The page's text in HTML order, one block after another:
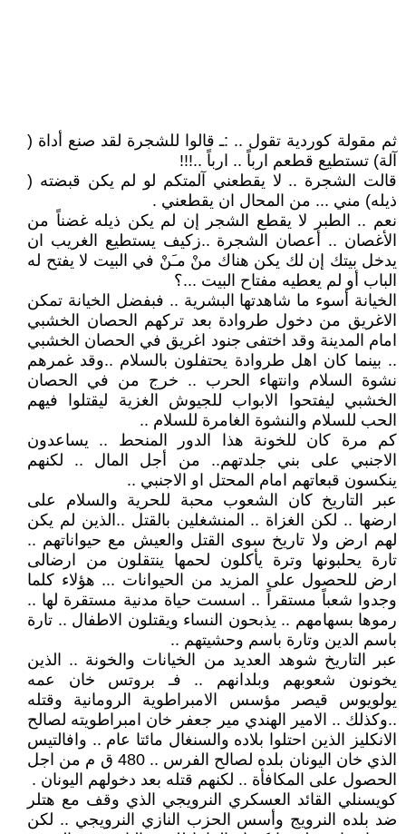
ثم مقولة كوردية تقول .. :ـ قالوا للشجرة لقد صنع أداة (
آلة) تستطيع قطعم ارباً .. ارباً ..!!!
قالت الشجرة .. لا يقطعني آلمتكم لو لم يكن قبضته (
ذيله) مني ... من المحال ان يقطعني .
نعم .. الطبر لا يقطع الشجر إن لم يكن ذيله غضناً من
الأغصان .. أعصان الشجرة ..زكيف يستطيع الغريب ان
يدخل بيتك إن لك يكن هناك منْ مـَنْ في البيت لا يفتح له
الباب أو لم يعطيه مفتاح البيت ...؟
الخيانة أسوء ما شاهدتها البشرية .. فبفضل الخيانة تمكن
الاغريق من دخول طروادة بعد تركهم الحصان الخشبي
امام المدينة وقد اختفى جنود اغريق في الحصان الخشبي
.. بينما كان اهل طروادة يحتفلون بالسلام ..وقد غمرهم
نشوة السلام وانتهاء الحرب .. خرج من في الحصان
الخشبي ليفتحوا الابواب للجيوش الغزية ليقتلوا فيهم
الحب للسلام والنشوة الغامرة للسلام ..
كم مرة كان للخونة هذا الدور المنحط .. يساعدون
الاجنبي على بني جلدتهم.. من أجل المال .. لكنهم
ينكسون قبعاتهم امام المحتل او الاجنبي ..
عبر التاريخ كان الشعوب محبة للحرية والسلام على
ارضها .. لكن الغزاة .. المنشغلين بالقتل ..الذين لم يكن
لهم ارض ولا تاريخ سوى القتل والعيش مع حيواناتهم ..
تارة يحلبونها وترة يأكلون لحمها ينتقلون من ارضالى
ارض للحصول على المزيد من الحيوانات ... هؤلاء كلما
وجدوا شعباً مستقراً .. اسست حياة مدنية مستقرة لها ..
رموها بسهامهم .. يذبحون النساء ويقتلون الاطفال .. تارة
باسم الدين وتارة باسم وحشيتهم ..
عبر التاريخ شوهد العديد من الخيانات والخونة .. الذين
يخونون شعوبهم وبلدانهم .. فـ بروتس خان عمه
يولويوس قيصر مؤسس الامبراطوية الرومانية وقتله
..وكذلك .. الامير الهندي مير جعفر خان امبراطويته لصالح
الانكليز الذين احتلوا بلاده والسنغال مائتا عام .. وافالتيس
الذي خان اليونان بلده لصالح الفرس .. 480 ق م من اجل
الحصول على المكافأة .. لكنهم قتله بعد دخولهم اليونان .
كويسنلي القائد العسكري النرويجي الذي وقف مع هتلر
ضد بلده النرويج وأسس الحزب النازي النرويجي .. لكن